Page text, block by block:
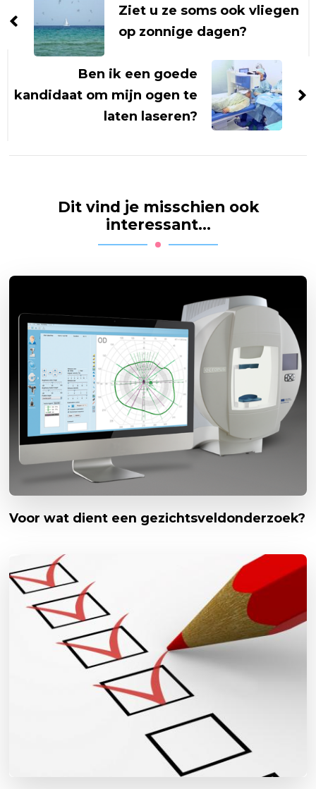
Ziet u ze soms ook vliegen
op zonnige dagen?
Ben ik een goede
kandidaat om mijn ogen te
laten laseren?
Dit vind je misschien ook
interessant...
Voor wat dient een gezichtsveldonderzoek?